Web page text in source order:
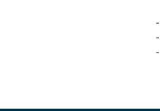
-
-
-